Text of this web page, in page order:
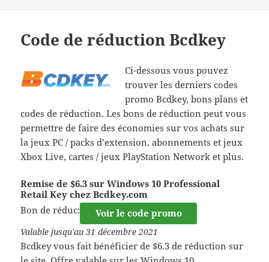
Code de réduction Bcdkey
Ci-dessous vous pouvez
trouver les derniers codes
promo Bcdkey, bons plans et
codes de réduction. Les bons de réduction peut vous
permettre de faire des économies sur vos achats sur
la jeux PC / packs d’extension, abonnements et jeux
Xbox Live, cartes / jeux PlayStation Network et plus.
Remise de $6.3 sur Windows 10 Professional
Retail Key chez Bcdkey.com
Bon de réduc:
Voir le code promo
Valable jusqu'au 31 décembre 2021
Bcdkey vous fait bénéficier de $6.3 de réduction sur